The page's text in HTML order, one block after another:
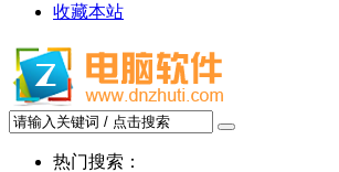
收藏本站
热门搜索：